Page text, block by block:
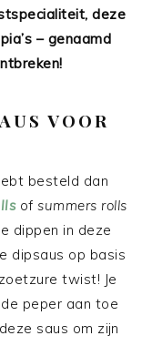
deze
– genaamd
VOOR
besteld dan
ofsummers rolls
dippen in deze
dipsaus op basis
twist! Je
peper aan toe
saus om zijn